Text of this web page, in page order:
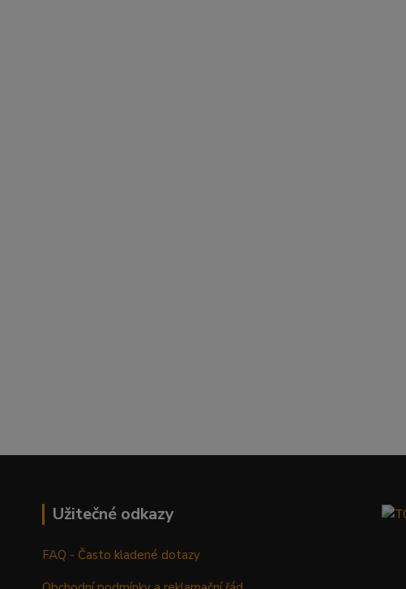
Užitečné odkazy
FAQ - Často kladené dotazy